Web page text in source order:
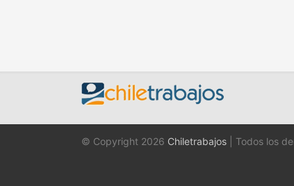
© Copyright 2026 Chiletrabajos | Todos los